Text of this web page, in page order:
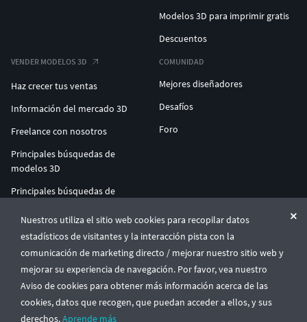
Nuestros utiliza el sitio web cookies para recopilar datos
estadísticos de visitantes y la interacción pista con la
comunicación de marketing directo / mejorar nuestro sitio web y
mejorar su experiencia de navegación. Por favor, vea nuestro
Aviso de cookies para obtener más información acerca de las
cookies, datos que recogen, que puedan acceder a ellos, y sus
derechos.Aprende más
Modelos 3D para imprimir gratis
Descuentos
VENDER MODELOS 3D
Haz crecer tus ventas
Información del mercado 3D
Freelance con nosotros
Principales búsquedas de
modelos 3D
Principales búsquedas de
COMUNIDAD
Mejores diseñadores
Desafíos
Foro
ENTERPRISE 3D AT SCALE
© CGTrader 2011-2026
UAB CGTrader, Antakalnio st. 17, Vilnius, Lithuania
Términos y condicionesPolítica de privacidad🇪🇸 Español